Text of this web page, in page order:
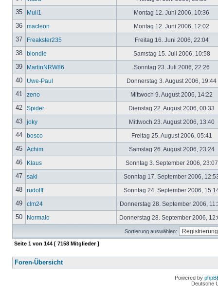
35 Muli1 Montag 12. Juni 2006, 10:36
36 macleon Montag 12. Juni 2006, 12:02
37 Freakster235 Freitag 16. Juni 2006, 22:04
38 blondie Samstag 15. Juli 2006, 10:58
39 MartinNRW86 Sonntag 23. Juli 2006, 22:26
40 Uwe-Paul Donnerstag 3. August 2006, 19:44
41 zeno Mittwoch 9. August 2006, 14:22
42 Spider Dienstag 22. August 2006, 00:33
43 joky Mittwoch 23. August 2006, 13:40
44 bosco Freitag 25. August 2006, 05:41
45 Achim Samstag 26. August 2006, 23:24
46 Klaus Sonntag 3. September 2006,
47 saki Sonntag 17. September 2006,
48 rudolff Sonntag 24. September 2006,
49 clm24 Donnerstag 28. September 2006,
50 Normalo Donnerstag 28. September 2006,
Sortierung auswählen:
Seite 1 von 144 [ 7158 Mitglieder ]
Foren-Übersicht
Powered by
Deutsche